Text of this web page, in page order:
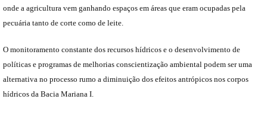
onde a agricultura vem ganhando espaços em áreas que eram ocupadas pela
pecuária tanto de corte como de leite.
O monitoramento constante dos recursos hídricos e o desenvolvimento de
políticas e programas de melhorias conscientização ambiental podem ser uma
alternativa no processo rumo a diminuição dos efeitos antrópicos nos corpos
hídricos da Bacia Mariana I.